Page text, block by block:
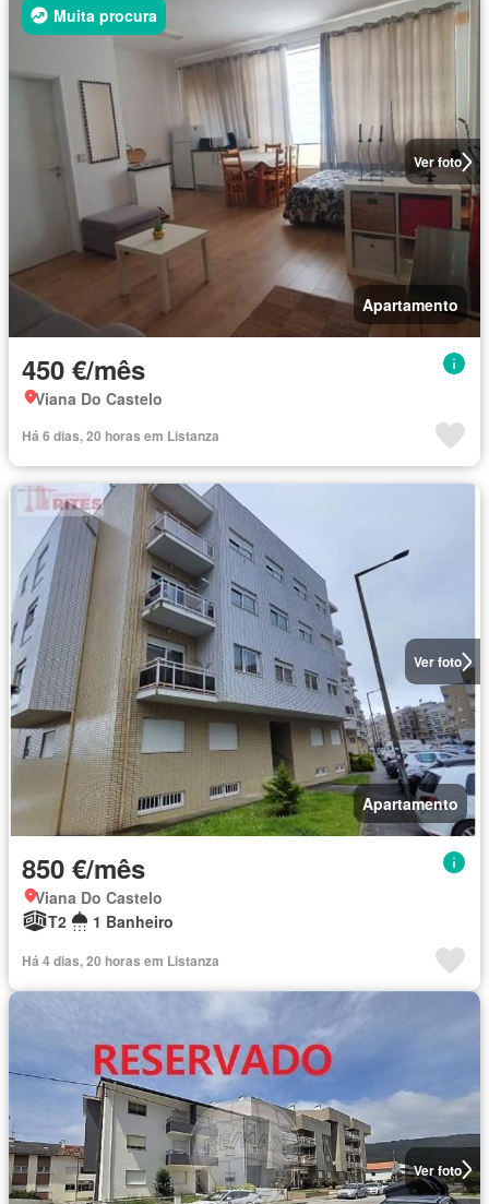
Ver foto
Muita procura
Apartamento
450 €/mês
Viana Do Castelo
Há 6 dias, 20 horas em Listanza
Ver foto
Apartamento
850 €/mês
Viana Do Castelo
T2
1 Banheiro
Há 4 dias, 20 horas em Listanza
Ver foto